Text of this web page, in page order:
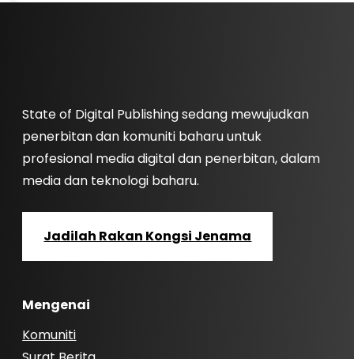
State of Digital Publishing sedang mewujudkan
penerbitan dan komuniti baharu untuk
profesional media digital dan penerbitan, dalam
media dan teknologi baharu.
Jadilah Rakan Kongsi Jenama
Mengenai
Komuniti